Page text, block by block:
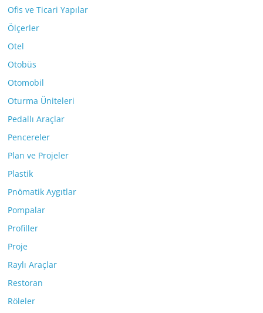
Ofis ve Ticari Yapılar
Ölçerler
Otel
Otobüs
Otomobil
Oturma Üniteleri
Pedallı Araçlar
Pencereler
Plan ve Projeler
Plastik
Pnömatik Aygıtlar
Pompalar
Profiller
Proje
Raylı Araçlar
Restoran
Röleler